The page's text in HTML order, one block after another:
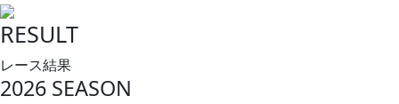
RESULT
レース結果
2026 SEASON